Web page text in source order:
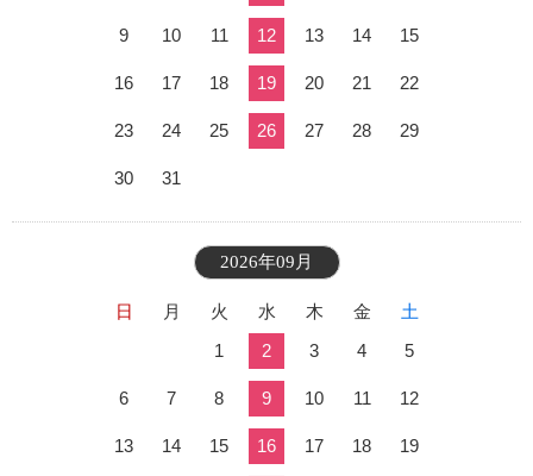
9 10 11 12 13 14 15
16 17 18 19 20 21 22
23 24 25 26 27 28 29
30 31
2026年09月
日 月 火 水 木 金
土
1
2 3 4 5
6 7 8 9 10 11 12
13 14 15 16 17 18 19